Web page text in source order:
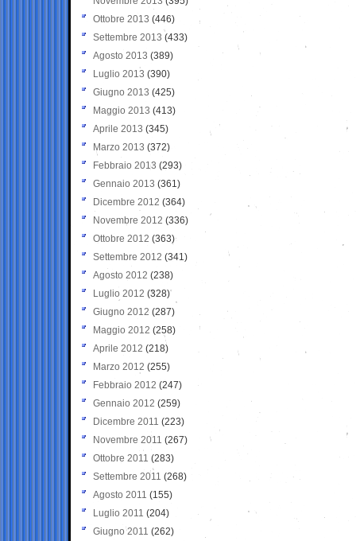
Ottobre 2013 (446)
Settembre 2013 (433)
Agosto 2013 (389)
Luglio 2013 (390)
Giugno 2013 (425)
Maggio 2013 (413)
Aprile 2013 (345)
Marzo 2013 (372)
Febbraio 2013 (293)
Gennaio 2013 (361)
Dicembre 2012 (364)
Novembre 2012 (336)
Ottobre 2012 (363)
Settembre 2012 (341)
Agosto 2012 (238)
Luglio 2012 (328)
Giugno 2012 (287)
Maggio 2012 (258)
Aprile 2012 (218)
Marzo 2012 (255)
Febbraio 2012 (247)
Gennaio 2012 (259)
Dicembre 2011 (223)
Novembre 2011 (267)
Ottobre 2011 (283)
Settembre 2011 (268)
Agosto 2011 (155)
Luglio 2011 (204)
Giugno 2011 (262)